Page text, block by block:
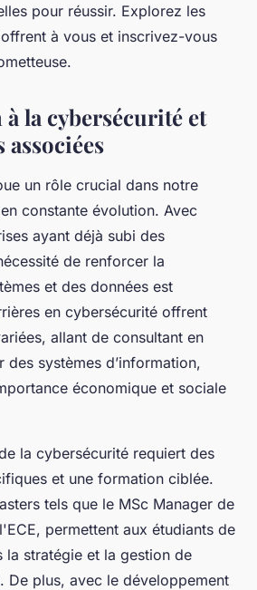
pour réussir. Explorez les
à vous et inscrivez-vous
la cybersécurité et
un rôle crucial dans notre
constante évolution. Avec
ayant déjà subi des
de renforcer la
et des données est
en cybersécurité offrent
allant de consultant en
des systèmes d’information,
économique et sociale
la cybersécurité requiert des
et une formation ciblée.
tels que le MSc Manager de
permettent aux étudiants de
la stratégie et la gestion de
De plus, avec le développement